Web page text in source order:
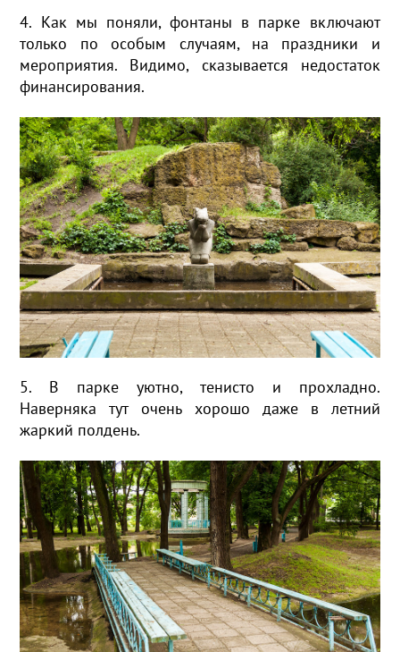
4. Как мы поняли, фонтаны в парке включают
только по особым случаям, на праздники и
мероприятия. Видимо, сказывается недостаток
финансирования.
5. В парке уютно, тенисто и прохладно.
Наверняка тут очень хорошо даже в летний
жаркий полдень.